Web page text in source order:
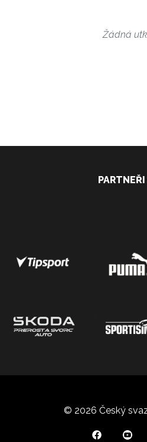
Žádná
PARTNEŘI
© 2026 Český